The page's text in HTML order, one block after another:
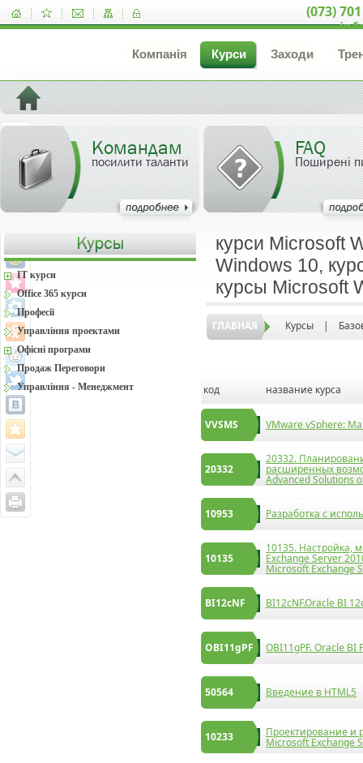
(073)
Компанія Курси Заходи
Командам
посилити таланти
FAQ
Поширені
курси Microsoft
Windows 10,
курсы Microsoft
ГЛАВНАЯ Курсы |
код название курса
VVSMS VMware vSphere:
20332
20332.
расширенных
Advanced Solutions
10953 Разработка c
10135
10135. Настройка,
Exchange Server
Microsoft Exchange
BI12cNF BI12cNF.Oracle BI
OBI11gPF OBI11gPF. Oracle
50564 Введение в HTML5
10233 Проектирование и
Microsoft Exchange
IT курси
Office 365 курси
Професії
Управління проектами
Офісні програми
Продаж Переговори
Управління - Менеджмент